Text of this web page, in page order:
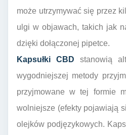
może utrzymywać się przez
ulgi w objawach, takich jak
dzięki dołączonej pipetce.
Kapsułki CBD stanowią
wygodniejszej metody
przyjmowane w tej formie
wolniejsze (efekty pojawiają
olejków podjęzykowych.